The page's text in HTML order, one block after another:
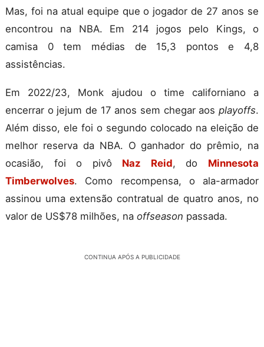
Mas, foi na atual equipe que o jogador de 27 anos se
encontrou na NBA. Em 214 jogos pelo Kings, o
camisa 0 tem médias de 15,3 pontos e 4,8
assistências.
Em 2022/23, Monk ajudou o time californiano a
encerrar o jejum de 17 anos sem chegar aos playoffs.
Além disso, ele foi o segundo colocado na eleição de
melhor reserva da NBA. O ganhador do prêmio, na
ocasião, foi o pivô Naz Reid, do Minnesota
Timberwolves. Como recompensa, o ala-armador
assinou uma extensão contratual de quatro anos, no
valor de US$78 milhões, na offseason passada.
CONTINUA APÓS A PUBLICIDADE